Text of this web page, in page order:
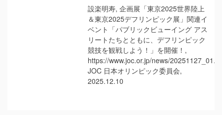
設楽明寿, 企画展「東京2025世界陸上
＆東京2025デフリンピック展」関連イ
ベント「パブリックビューイング アス
リートたちとともに、デフリンピック
競技を観戦しよう！」を開催！,
https://www.joc.or.jp/news/
JOC 日本オリンピック委員会,
2025.12.10